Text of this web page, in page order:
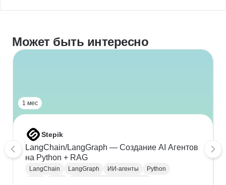
Может быть интересно
1 мес
Stepik
LangChain/LangGraph — Создание AI Агентов
на Python + RAG
LangChain LangGraph ИИ-агенты
Python